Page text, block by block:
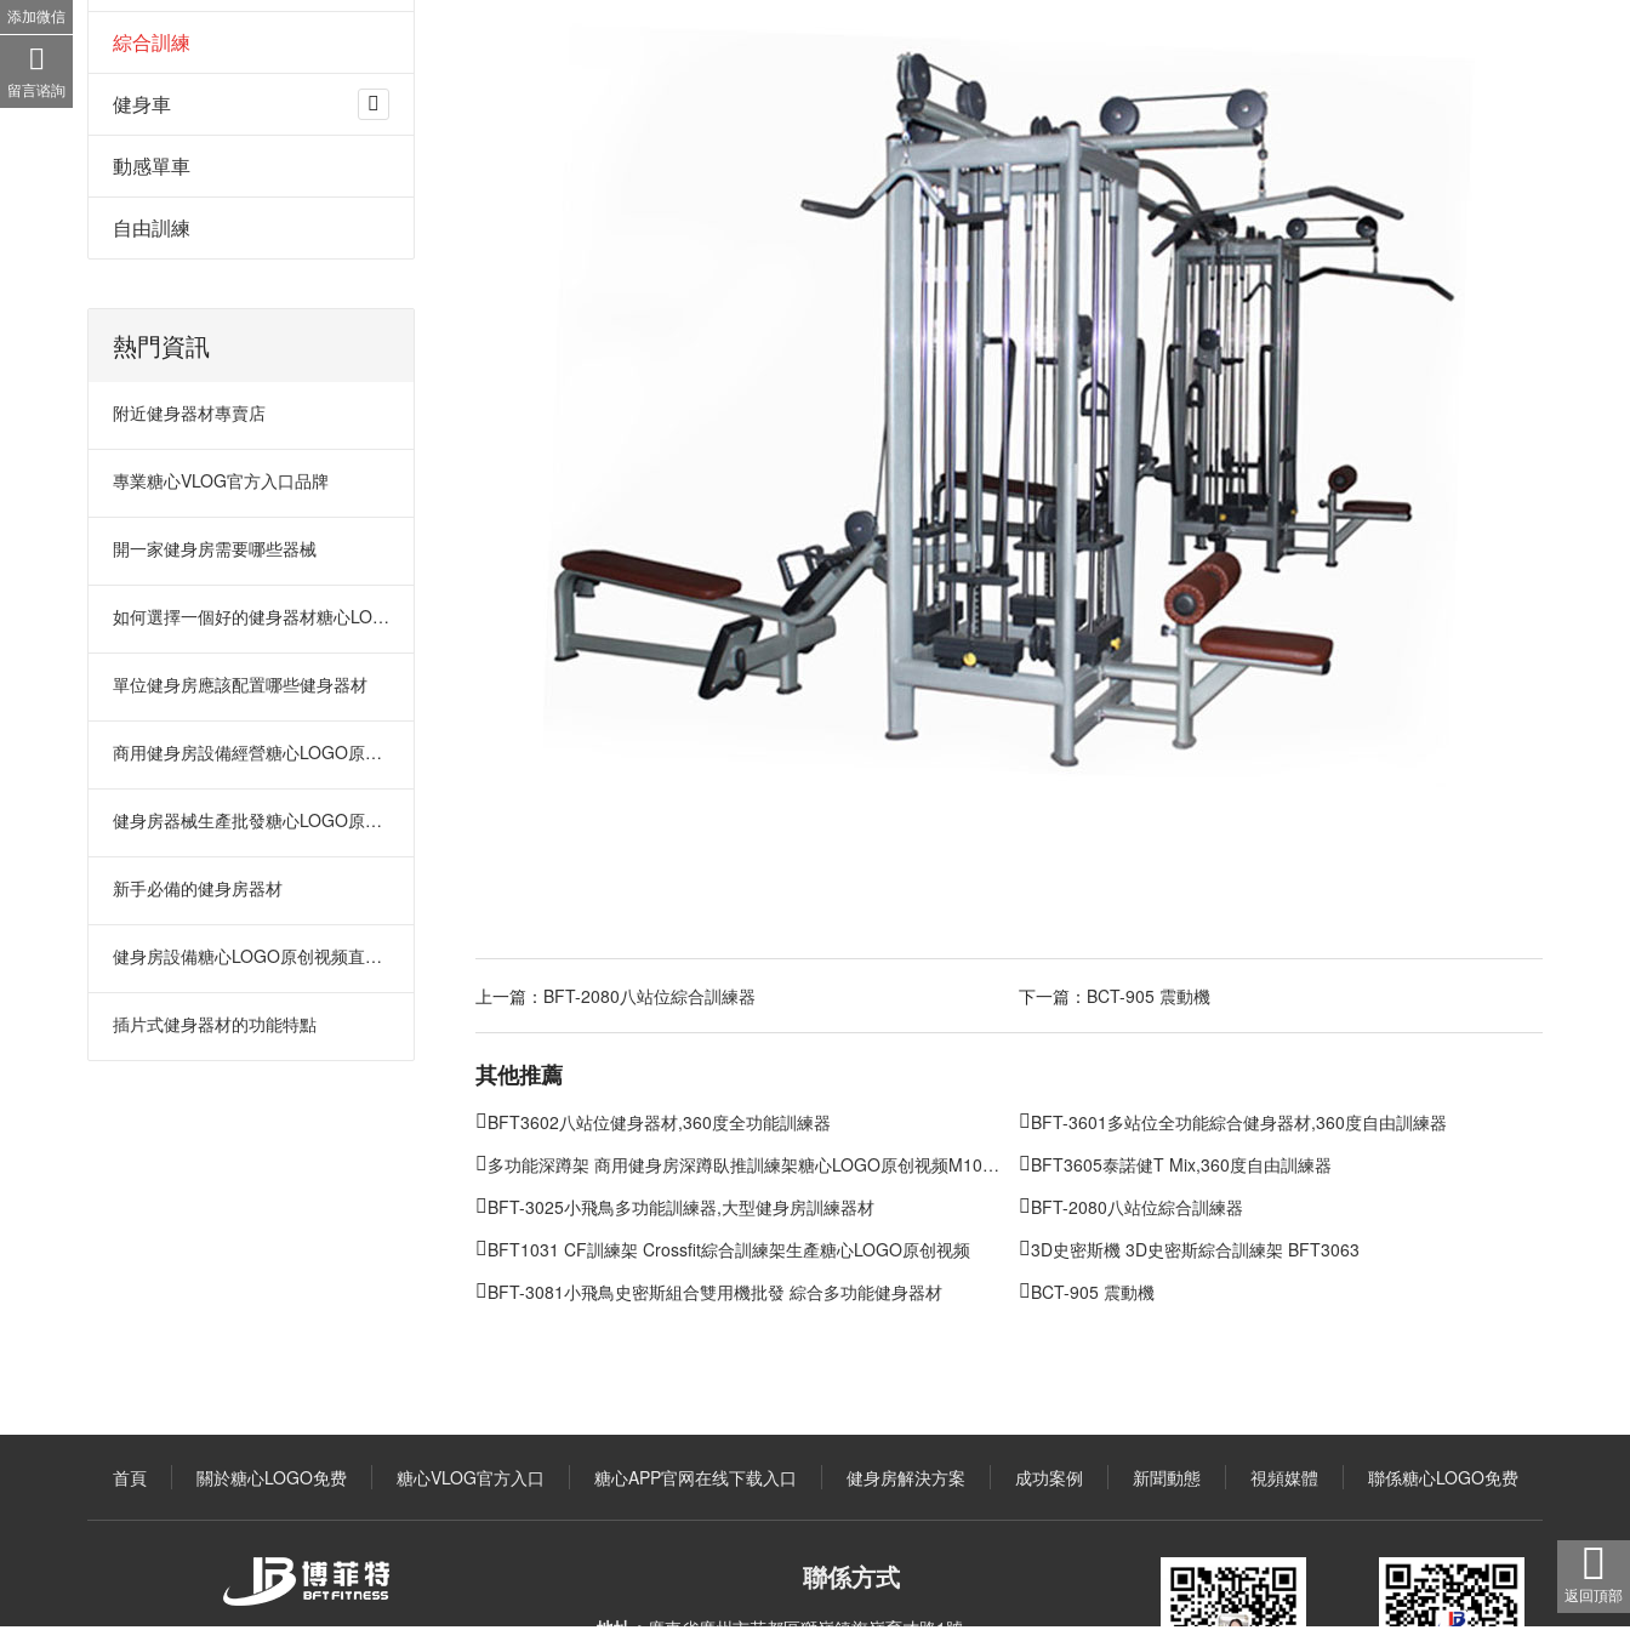
上一篇： BFT-2080八站位綜合訓練器 下一篇： BCT-905 震動機
其他推薦
BFT3602八站位健身器材,360度全功能訓練器
BFT-3601多站位全功能綜合健身器材,360度自由訓練器
多功能深蹲架 商用健身房深蹲臥推訓練架糖心LOGO原创视频M1033
BFT3605泰諾健T Mix,360度自由訓練器
BFT-3025小飛鳥多功能訓練器,大型健身房訓練器材
BFT-2080八站位綜合訓練器
BFT1031 CF訓練架 Crossfit綜合訓練架生產糖心LOGO原创视频
3D史密斯機 3D史密斯綜合訓練架 BFT3063
BFT-3081小飛鳥史密斯組合雙用機批發 綜合多功能健身器材
BCT-905 震動機
綜合訓練
健身車
動感單車
自由訓練
熱門資訊
附近健身器材專賣店
專業糖心VLOG官方入口品牌
開一家健身房需要哪些器械
如何選擇一個好的健身器材糖心LOGO原创视频
單位健身房應該配置哪些健身器材
商用健身房設備經營糖心LOGO原创视频
健身房器械生產批發糖心LOGO原创视频在哪裏
新手必備的健身房器材
健身房設備糖心LOGO原创视频直銷 批發價格優惠
插片式健身器材的功能特點
首頁 關於糖心LOGO免费 糖心VLOG官方入口 糖心APP官网在线下载入口 健身房解決方案 成功案例 新聞動態 視頻媒體 聯係糖心LOGO免费
聯係方式
添加微信
留言谘詢
返回頂部